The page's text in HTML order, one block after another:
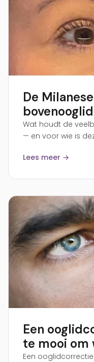
De
Wat houdt de
— en voor wie is
Lees meer →
Een
te mooi om
Een